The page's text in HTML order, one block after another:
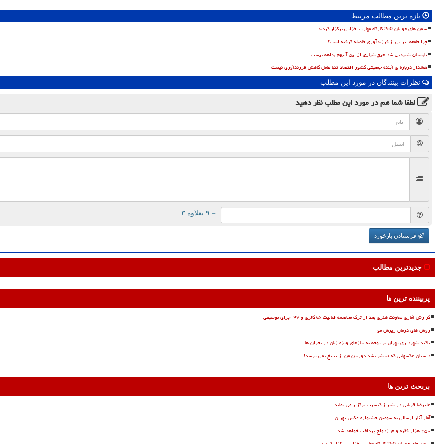
تازه ترین مطالب مرتبط
سمن های جوانان 250 کارگاه مهارت افزایی برگزار کردند
چرا جامعه ایرانی از فرزندآوری فاصله گرفته است؟
تابستان شنیدنی شد هیچ شیاری از این آلبوم بداهه نیست
هشدار درباره ی آینده جمعیتی کشور اقتصاد تنها عامل کاهش فرزندآوری نیست
نظرات بینندگان در مورد این مطلب
لطفا شما همدر مورد این مطلبنظر دهید
= ۹ بعلاوه ۳
فرستادن بازخورد
جدیدترین مطالب
پربیننده ترین ها
گزارش آماری معاونت هنری بعد از ترک مخاصمه فعالیت ۸۵گالری و ۴۷ اجرای موسیقی
روش های درمان ریزش مو
تاکید شهرداری تهران بر توجه به نیازهای ویژه زنان در بحران ها
داستان عکسهایی که منتشر نشد دوربین من از تبلیغ نمی ترسد!
پربحث ترین ها
علیرضا قربانی در شیراز کنسرت برگزار می نماید
آمار آثار ارسالی به سومین جشنواره عکس تهران
۴۵۰ هزار فقره وام ازدواج پرداخت خواهد شد